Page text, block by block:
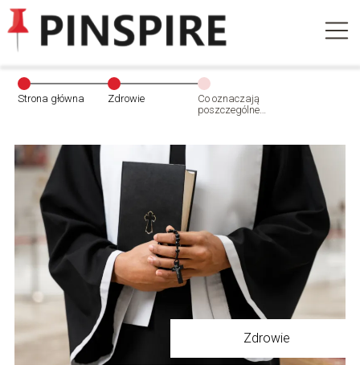
Strona główna Zdrowie
Co oznaczają
poszczególne
Zdrowie